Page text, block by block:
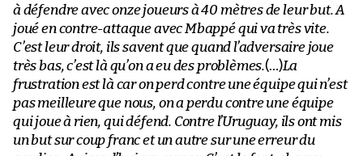
à défendre avec onze joueurs à 40 mètres de leur but. A
joué en contre-attaque avec Mbappé qui va très vite.
C’est leur droit, ils savent que quand l’adversaire joue
très bas, c’est là qu’on a eu des problèmes.(…)La
frustration est là car on perd contre une équipe qui n’est
pas meilleure que nous, on a perdu contre une équipe
qui joue à rien, qui défend. Contre l’Uruguay, ils ont mis
un but sur coup franc et un autre sur une erreur du